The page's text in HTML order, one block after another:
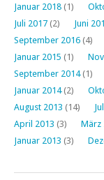
Januar 2018 (1)
Juli 2017 (2) Juni
September 2016 (4)
Januar 2015 (1)
September 2014(1)
Januar 2014(2)
August 2013 (14)
April 2013 (3) März
Januar 2013 (3)